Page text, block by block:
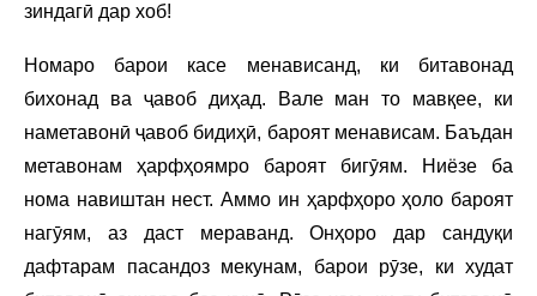
зиндагӣ дар хоб!
Номаро барои касе менависанд, ки битавонад
бихонад ва ҷавоб диҳад. Вале ман то мавқее, ки
наметавонӣ ҷавоб бидиҳӣ, бароят менависам. Баъдан
метавонам ҳарфҳоямро бароят бигӯям. Ниёзе ба
нома навиштан нест. Аммо ин ҳарфҳоро ҳоло бароят
нагӯям, аз даст мераванд. Онҳоро дар сандуқи
дафтарам пасандоз мекунам, барои рӯзе, ки худат